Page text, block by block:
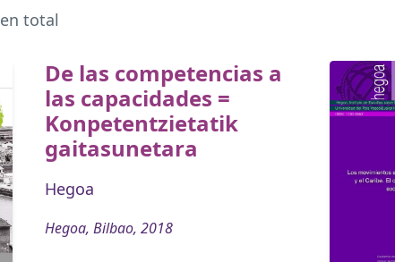
en total
De las competencias a
las capacidades =
Konpetentzietatik
gaitasunetara
Hegoa
Hegoa, Bilbao, 2018